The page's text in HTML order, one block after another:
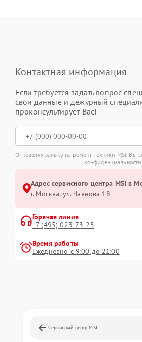
Контактная информация
Если требуется задать вопрос
свои данные и дежурный
проконсультирует Вас!
Отправляя заявку на ремонт техники MSI, Вы
конфиденциальности
Адрес сервисного центра MSI в
г. Москва, ул. Чаянова 18
Горячая линия
+7 (495) 023-73-25
Время работы
Ежедневно с 9:00 до 21:00
Сервисный центр MSI